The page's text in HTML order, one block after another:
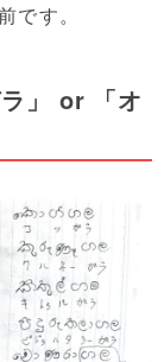
です。
」 or 「オ